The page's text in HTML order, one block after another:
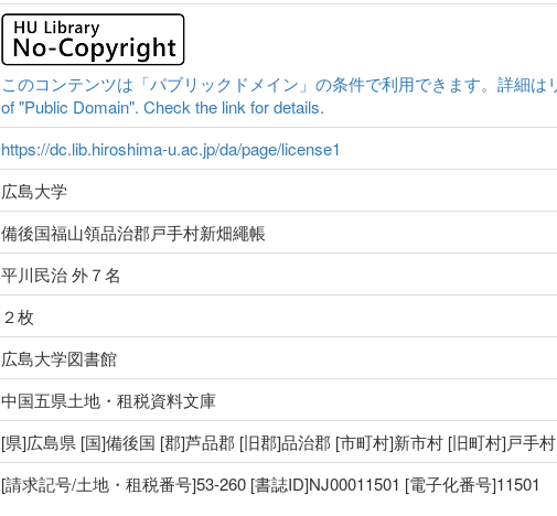
このコンテンツは「パブリックドメイン」の条件で利用できます。詳細
of "Public Domain". Check the link for details.
https://dc.lib.hiroshima-u.ac.jp/da/page/license1
広島大学
備後国福山領品治郡戸手村新畑繩帳
平川民治 外７名
２枚
広島大学図書館
中国五県土地・租税資料文庫
[県]広島県 [国]備後国 [郡]芦品郡 [旧郡]品治郡 [市町村]新市村 [旧町村]戸手
[請求記号/土地・租税番号]53-260 [書誌ID]NJ00011501 [電子化番号]11501